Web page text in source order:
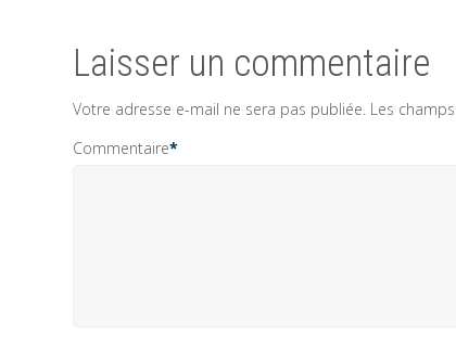
Laisser un commentaire
Votre adresse e-mail ne sera pas publiée. Les
Commentaire*